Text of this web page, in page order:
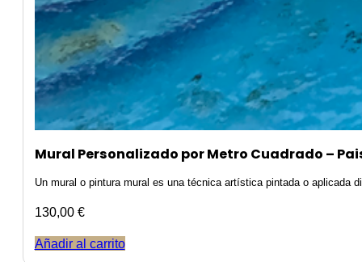
Mural Personalizado por Metro Cuadrado –
Un mural o pintura mural es una técnica artística pintada o aplicada
130,00 €
Añadir al carrito